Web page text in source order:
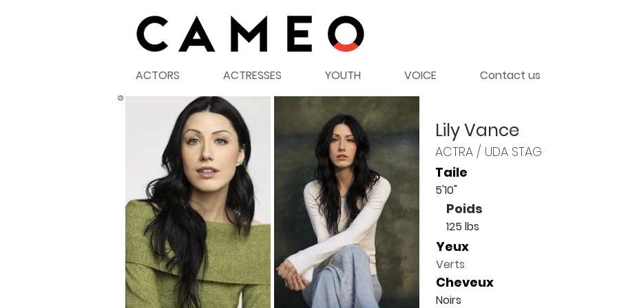
ACTORS ACTRESSES YOUTH VOICE Contact us
©
Lily Vance
ACTRA / UDA STAG
Taile
5'10"
Poids
125 lbs
Yeux
Verts
Cheveux
Noirs